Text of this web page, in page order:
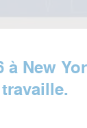
à New